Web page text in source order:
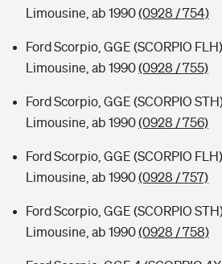
Limousine, ab 1990(0928 / 754)
Ford Scorpio, GGE (SCORPIO
Limousine, ab 1990(0928 / 755)
Ford Scorpio, GGE (SCORPIO
Limousine, ab 1990(0928 / 756)
Ford Scorpio, GGE (SCORPIO
Limousine, ab 1990(0928 / 757)
Ford Scorpio, GGE (SCORPIO
Limousine, ab 1990(0928 / 758)